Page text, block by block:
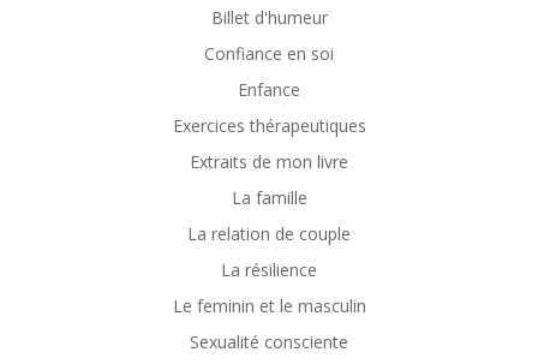
Billet d'humeur
Confiance en soi
Enfance
Exercices thérapeutiques
Extraits de mon livre
La famille
La relation de couple
La résilience
Le feminin et le masculin
Sexualité consciente